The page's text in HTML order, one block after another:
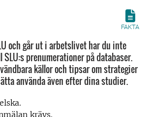
FAKTA
och går ut i arbetslivet har du inte
prenumerationer på databaser.
källor och tipsar om strategier
använda även efter dina studier.
krävs.